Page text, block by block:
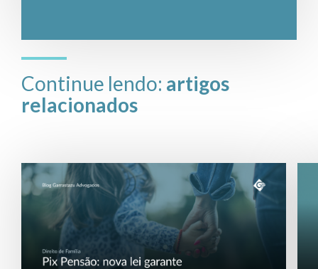
Continue lendo: artigos
relacionados